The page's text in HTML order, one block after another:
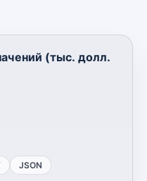
(тыс. долл.
JSON